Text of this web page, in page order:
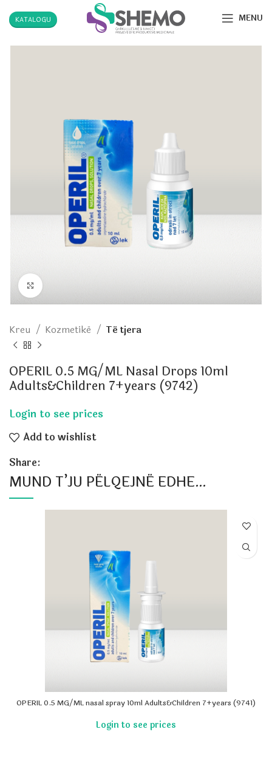
KATALOGU MENU
Kreu Kozmetikë Të tjera
OPERIL 0.5 MG/ML Nasal Drops 10ml
Adults&Children 7+years (9742)
Add to wishlist
Share:
MUND T’JU PËLQEJNË EDHE…
OPERIL 0.5 MG/ML nasal spray 10ml Adults&Children 7+years (9741)